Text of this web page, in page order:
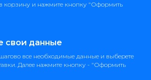
корзину и нажмите кнопку "Оформить
свои данные
все необходимые данные и выберете
Далее нажмите кнопку - "Оформить